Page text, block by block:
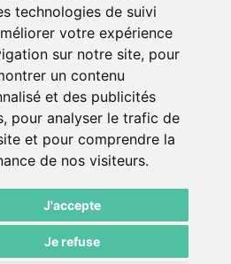
technologies de suivi
votre expérience
sur notre site, pour
un contenu
et des publicités
pour analyser le trafic de
et pour comprendre la
de nos visiteurs.
J'accepte
Je refuse
Neuchâtel